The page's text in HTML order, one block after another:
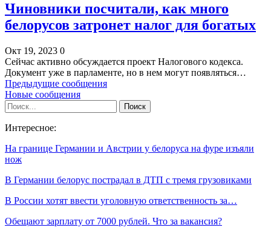
Чиновники посчитали, как много
белорусов затронет налог для богатых
Окт 19, 2023 0
Сейчас активно обсуждается проект Налогового кодекса.
Документ уже в парламенте, но в нем могут появляться…
Предыдущие сообщения
Новые сообщения
Интересное:
На границе Германии и Австрии у белоруса на фуре изъяли
нож
В Германии белорус пострадал в ДТП с тремя грузовиками
В России хотят ввести уголовную ответственность за…
Обещают зарплату от 7000 рублей. Что за вакансия?